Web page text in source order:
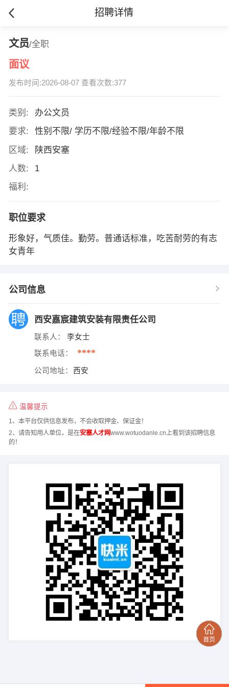
招聘详情
文员/全职
面议
发布时间:2026-08-07 查看次数:377
类别:
办公文员
要求:
性别不限/ 学历不限/经验不限/年龄不限
区域:
陕西安塞
人数:
1
福利:
职位要求
形象好，气质佳。勤劳。普通话标准，吃苦耐劳的有志
女青年
公司信息
西安嘉宸建筑安装有限责任公司
联系人： 李女士
联系电话： ****
公司地址： 西安
温馨提示
1、本平台仅供信息发布，不会收取押金、保证金！
2、请告知用人单位，是在安塞人才网www.wotuodanle.cn上看到该招聘信息
的！